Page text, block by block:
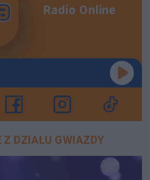
Radio Online
DZIAŁU GWIAZDY